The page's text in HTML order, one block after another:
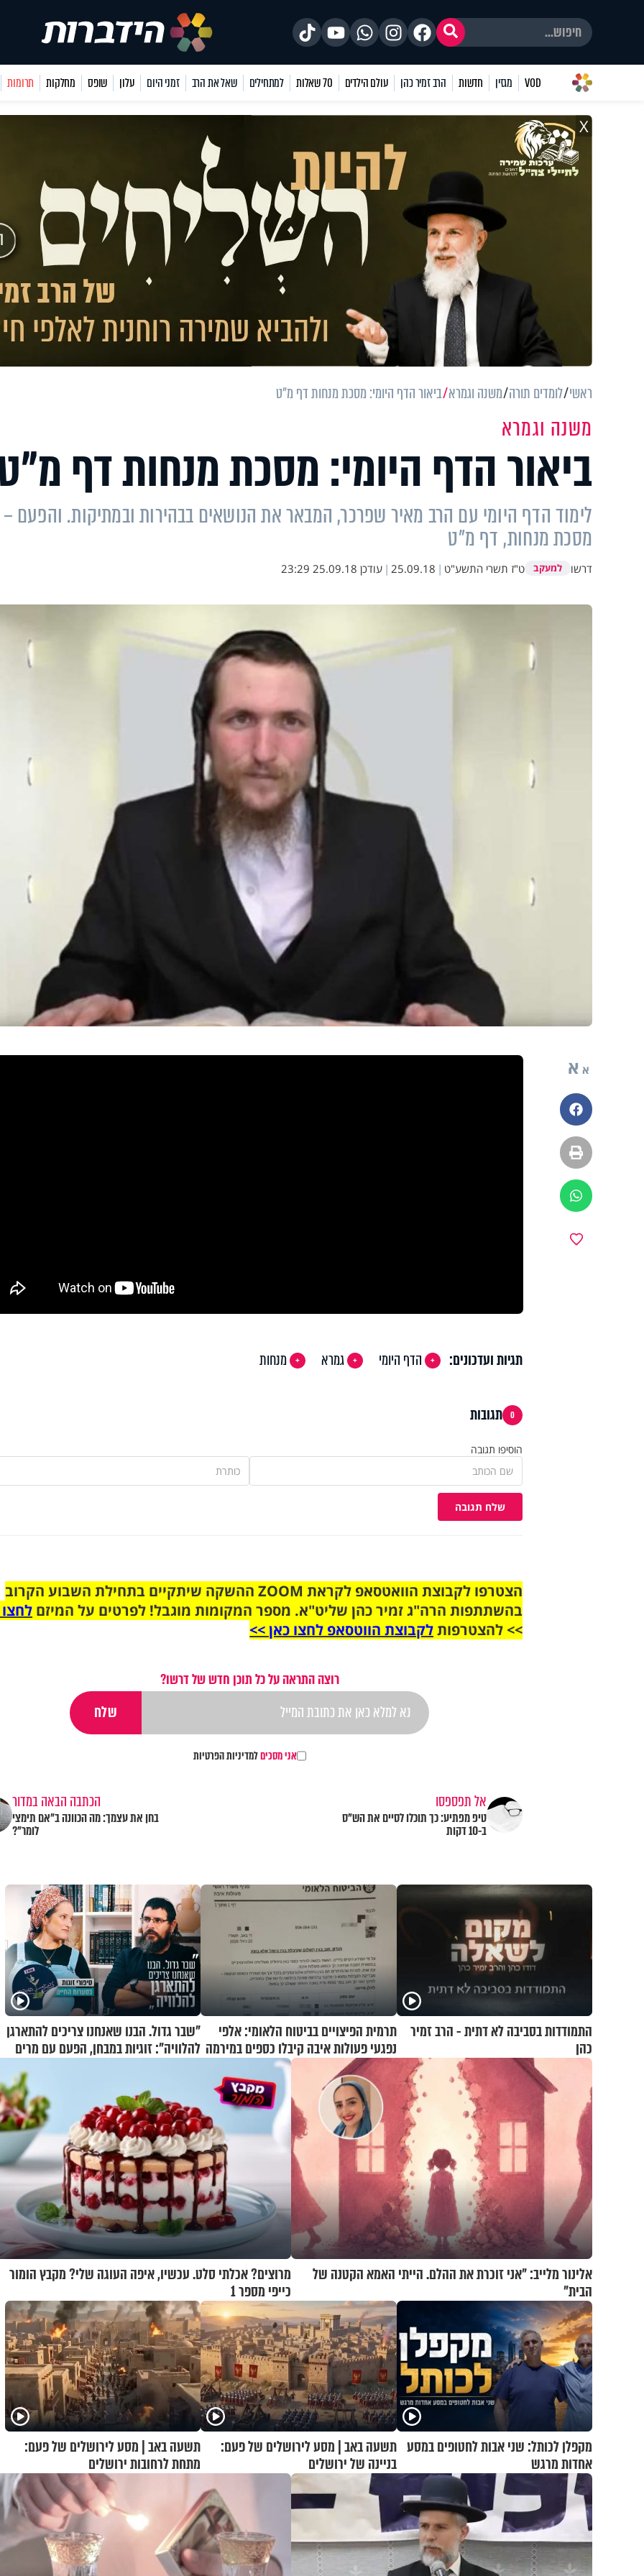
VOD מגזין חדשות הרב זמיר כהן עולם הילדים 70 שאלות למתחילים שאל את הרב זמני היום עלון שופס מחלקות תרומות
X
ראשי לומדים תורה משנה וגמרא ביאור הדף היומי: מסכת מנחות דף מ"ט
משנה וגמרא
ביאור הדף היומי: מסכת מנחות דף
לימוד הדף היומי עם הרב מאיר שפרכר, המבאר את הנושאים בבהירות ובמתיקות. והפעם –
מסכת מנחות, דף מ"ט
דרשו למעקב ט"ז תשרי התשע"ט |
25.09.18
| עודכן 25.09.18 23:29
א א
פייסבוק
הדפסה
ווטסאפ
תגיות ועדכונים: הדף היומי גמרא מנחות
0 תגובות
הוסיפו תגובה
שלח תגובה
הצטרפו לקבוצת הוואטסאפ לקראת ZOOM ההשקה שיתקיים בתחילת השבוע הקרוב
בהשתתפות הרה"ג זמיר כהן שליט"א. מספר המקומות מוגבל! לפרטים על המיזם
>> להצטרפותלקבוצת הווטסאפ לחצו כאן >>
רוצה התראה על כל תוכן חדש של דרשו?
אני מסכיםלמדיניות הפרטיות
אל תפספסו
טיפ מפתיע: כך תוכלו לסיים את הש"ס
ב-10 דקות
הכתבה הבאה במדור
בחן את עצמך: מה הכוונה ב"אם תימצי
לומר"?
התמודדות בסביבה לא דתית - הרב זמיר
כהן
תרמית הפיצויים בביטוח הלאומי: אלפי
נפגעי פעולות איבה קיבלו כספים במירמה
"שבר גדול. הבנו שאנחנו צריכים להתארגן
להלוויה": זוגיות במבחן, הפעם עם מרים
אלינור מלייב: "אני זוכרת את ההלם. הייתי האמא הקטנה של
הבית"
מרוצים? אכלתי סלט. עכשיו, איפה העוגה שלי? מקבץ הומור
כייפי מספר 1
מקפלן לכותל: שני אבות לחטופים במסע
אחדות מרגש
תשעה באב | מסע לירושלים של פעם:
בניינה של ירושלים
תשעה באב | מסע לירושלים של פעם:
מתחת לרחובות ירושלים